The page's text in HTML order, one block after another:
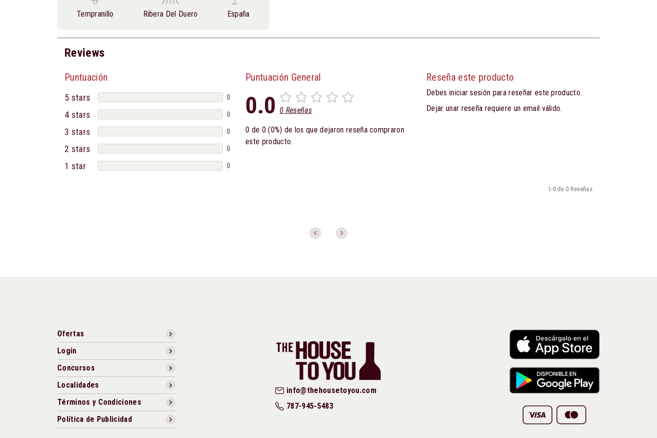
Tempranillo Ribera Del Duero España
Reviews
Puntuación
5 stars 0
4 stars 0
3 stars 0
2 stars 0
1 star 0
Puntuación General
0.0 0 Reseñas
0 de 0 (0%) de los que dejaron reseña compraron
este producto.
Reseña este producto
Debes iniciar sesión para reseñar este producto.
Dejar unar reseña requiere un email válido.
1-0 de 0 Reseñas
Ofertas
Login
Concursos
Localidades
Términos y Condiciones
Política de Publicidad
info@thehousetoyou.com
787-945-5483